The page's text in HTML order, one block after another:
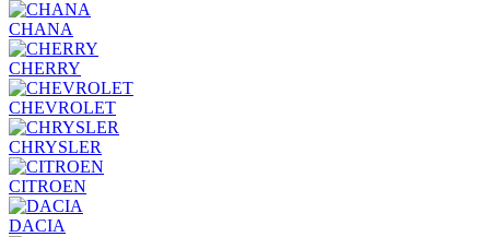
CHANA
CHERRY
CHEVROLET
CHRYSLER
CITROEN
DACIA